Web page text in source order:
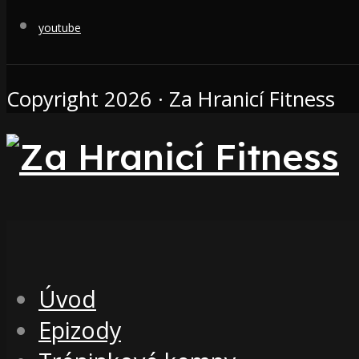
youtube
Copyright 2026 · Za Hranicí Fitness
Úvod
Epizody